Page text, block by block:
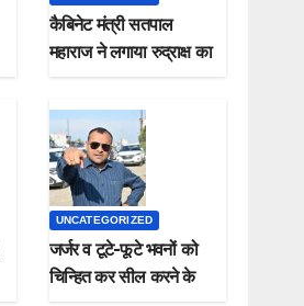
कैबिनेट मंत्री सतपाल
महाराज ने लगाया रुद्राक्ष का
UNCATEGORIZED
जर्जर व टूटे-फूटे भवनों को
चिन्हित कर सील करने के